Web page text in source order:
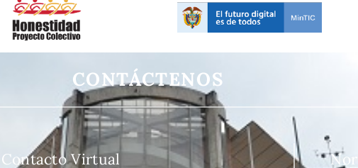
CONTÁCTENOS
Contacto Virtual